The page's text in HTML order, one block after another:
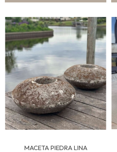
MACETA PIEDRA LINA